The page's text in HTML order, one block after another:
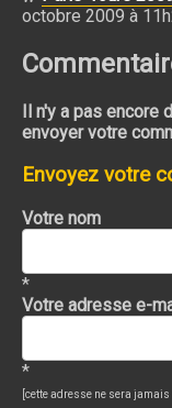
octobre 2009 à
Il n'y a pas encore
envoyer votre
Envoyez votre
Votre nom
*
Votre adresse e-
*
[cette adresse ne sera